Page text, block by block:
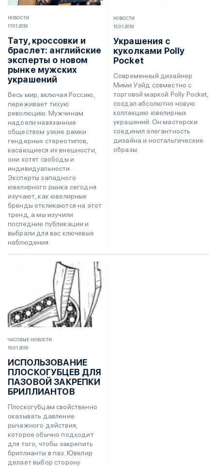
НОВОСТИ
17.01.2019
Тату, кроссовки и
браслет: английские
эксперты о новом
рынке мужских
украшений
Весь мир, включая Россию,
переживает тихую
революцию. Мужчинам
надоели навязанные
обществом узкие рамки
гендерных стереотипов,
касающиеся их внешности,
они хотят свободы и
индивидуальности.
Эксперты западного
ювелирного рынка сегодня
изучают, как ювелирные
бренды откликаются на этот
тренд, а мы изучили
последние публикации и
выбрали для вас ключевые
наблюдения.
НОВОСТИ
15.01.2019
Украшения с
куколками Polly
Pocket
Современный дизайнер
Мими Уэйд совместно с
торговой маркой Polly Pocket,
создал абсолютно новую
коллекцию ювелирных
украшений. Он мастерски
соединил элегантность
дизайна и ностальгические
образы.
ЧАСОВЫЕ НОВОСТИ
15.01.2019
ИСПОЛЬЗОВАНИЕ
ПЛОСКОГУБЦЕВ ДЛЯ
ПАЗОВОЙ ЗАКРЕПКИ
БРИЛЛИАНТОВ
Плоскогубцам свойственно
оказывать давление
рычажного действия,
которое обычно подходит
для того, чтобы закрепить
бриллианты в паз. Ювелир
делает выбор сторону